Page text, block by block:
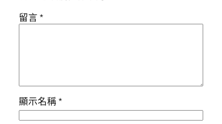
留言*
顯示名稱*